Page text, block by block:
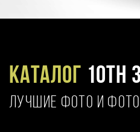
Каталог 10TH
ЛУЧШИЕ ФОТО И